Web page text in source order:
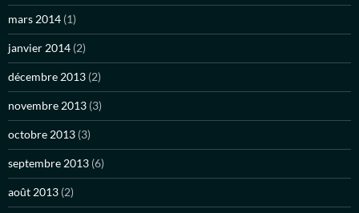
mars 2014 (1)
janvier 2014 (2)
décembre 2013 (2)
novembre 2013 (3)
octobre 2013 (3)
septembre 2013 (6)
août 2013 (2)